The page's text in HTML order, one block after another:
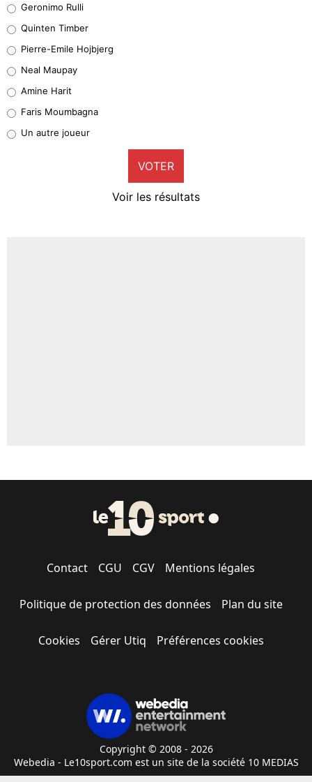
32%
5%
1%
9%
Geronimo Rulli
Quinten Timber
Pierre-Emile Hojbjerg
Neal Maupay
Amine Harit
Faris Moumbagna
Un autre joueur
VOTER
Voir les résultats
Contact CGU CGV Mentions légales
Politique de protection des données Plan du site
Cookies Gérer Utiq Préférences cookies
Copyright © 2008 - 2026
Webedia - Le10sport.com est un site de la société 10 MEDIAS